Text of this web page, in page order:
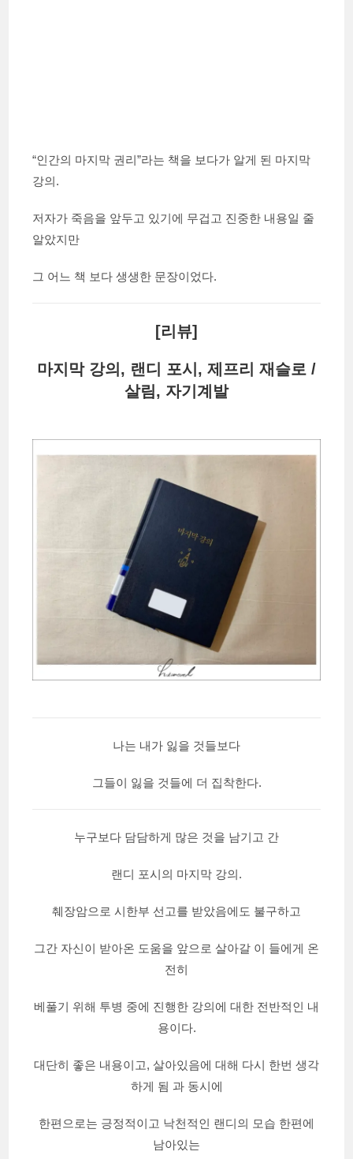
“인간의 마지막 권리”라는 책을 보다가 알게 된 마지막
강의.
저자가 죽음을 앞두고 있기에 무겁고 진중한 내용일 줄
알았지만
그 어느 책 보다 생생한 문장이었다.
[리뷰]
마지막 강의, 랜디 포시, 제프리 재슬로 /
살림, 자기계발
나는 내가 잃을 것들보다
그들이 잃을 것들에 더 집착한다.
누구보다 담담하게 많은 것을 남기고 간
랜디 포시의 마지막 강의.
췌장암으로 시한부 선고를 받았음에도 불구하고
그간 자신이 받아온 도움을 앞으로 살아갈 이 들에게 온
전히
베풀기 위해 투병 중에 진행한 강의에 대한 전반적인 내
용이다.
대단히 좋은 내용이고, 살아있음에 대해 다시 한번 생각
하게 됨 과 동시에
한편으로는 긍정적이고 낙천적인 랜디의 모습 한편에
남아있는